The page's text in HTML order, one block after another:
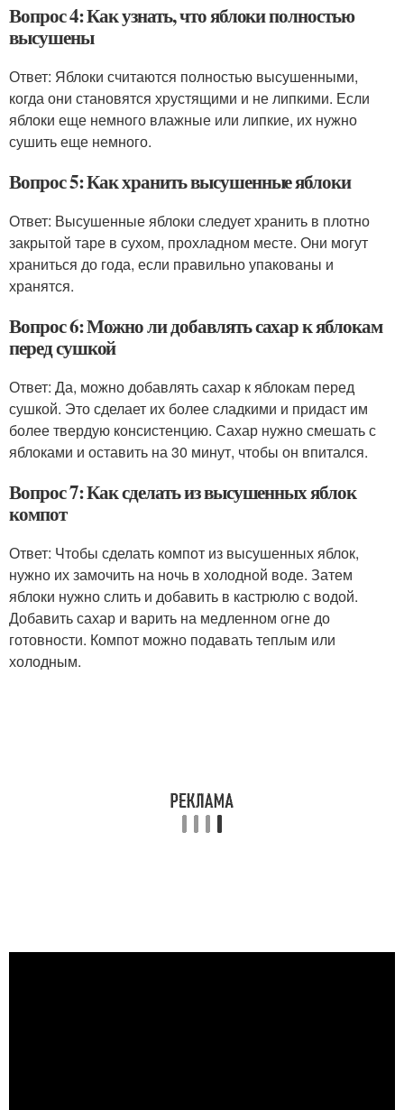
Вопрос 4: Как узнать, что яблоки полностью
высушены
Ответ: Яблоки считаются полностью высушенными,
когда они становятся хрустящими и не липкими. Если
яблоки еще немного влажные или липкие, их нужно
сушить еще немного.
Вопрос 5: Как хранить высушенные яблоки
Ответ: Высушенные яблоки следует хранить в плотно
закрытой таре в сухом, прохладном месте. Они могут
храниться до года, если правильно упакованы и
хранятся.
Вопрос 6: Можно ли добавлять сахар к яблокам
перед сушкой
Ответ: Да, можно добавлять сахар к яблокам перед
сушкой. Это сделает их более сладкими и придаст им
более твердую консистенцию. Сахар нужно смешать с
яблоками и оставить на 30 минут, чтобы он впитался.
Вопрос 7: Как сделать из высушенных яблок
компот
Ответ: Чтобы сделать компот из высушенных яблок,
нужно их замочить на ночь в холодной воде. Затем
яблоки нужно слить и добавить в кастрюлю с водой.
Добавить сахар и варить на медленном огне до
готовности. Компот можно подавать теплым или
холодным.